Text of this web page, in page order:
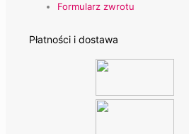
Formularz zwrotu
Płatności i dostawa